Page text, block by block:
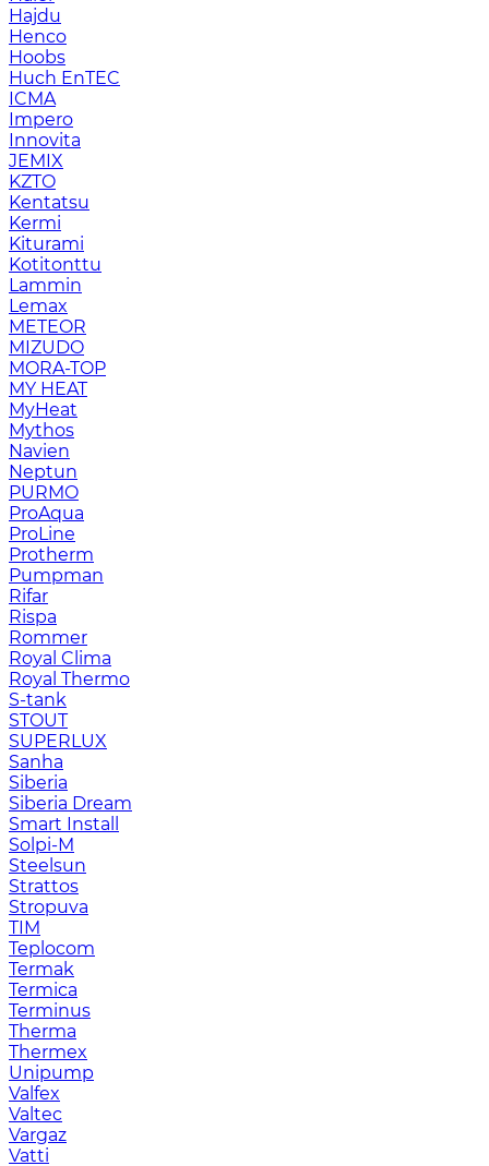
Hajdu
Henco
Hoobs
Huch EnTEC
ICMA
Impero
Innovita
JEMIX
KZTO
Kentatsu
Kermi
Kiturami
Kotitonttu
Lammin
Lemax
METEOR
MIZUDO
MORA-TOP
MY HEAT
MyHeat
Mythos
Navien
Neptun
PURMO
ProAqua
ProLine
Protherm
Pumpman
Rifar
Rispa
Rommer
Royal Clima
Royal Thermo
S-tank
STOUT
SUPERLUX
Sanha
Siberia
Siberia Dream
Smart Install
Solpi-M
Steelsun
Strattos
Stropuva
TIM
Teplocom
Termak
Termica
Terminus
Therma
Thermex
Unipump
Valfex
Valtec
Vargaz
Vatti